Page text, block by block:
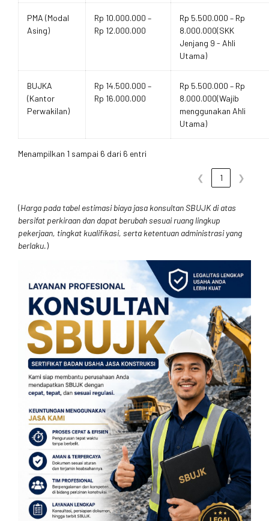
PMA (Modal
Asing)
Rp 10.000.000 –
Rp 12.000.000
Rp 5.500.000 – Rp
8.000.000(SKK
Jenjang 9 - Ahli
Utama)
BUJKA
(Kantor
Perwakilan)
Rp 14.500.000 –
Rp 16.000.000
Rp 5.500.000 – Rp
8.000.000(Wajib
menggunakan Ahli
Utama)
Menampilkan 1 sampai 6 dari 6 entri
❮ 1 ❯
(Harga pada tabel estimasi biaya jasa konsultan SBUJK di atas
bersifat perkiraan dan dapat berubah sesuai ruang lingkup
pekerjaan, tingkat kualifikasi, serta ketentuan administrasi yang
berlaku.)